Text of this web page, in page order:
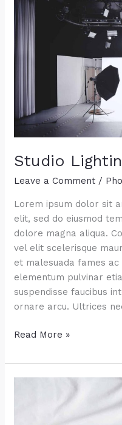
Studio
Leave a Comment /
Lorem ipsum dolor sit
elit, sed do eiusmod
dolore magna aliqua.
vel elit scelerisque
et malesuada fames
elementum pulvinar
suspendisse faucibus
ornare arcu. Ultrices
Studio
Read More »